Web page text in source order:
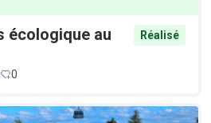
écologique au
Réalisé
0